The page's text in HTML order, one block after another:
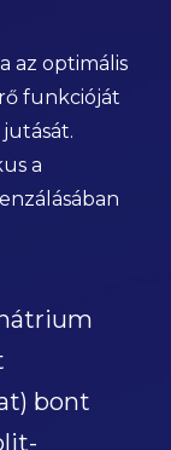
az optimális
funkcióját
a
bont